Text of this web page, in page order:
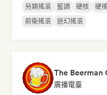
另類搖滾 藍調 硬核 硬
前衛搖滾
迷幻搖滾
The Beerman
廣播電臺